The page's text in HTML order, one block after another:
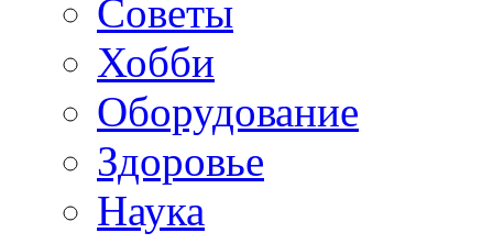
Советы
Хобби
Oборудование
Здоровье
Наука